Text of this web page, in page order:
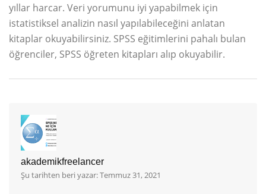
yıllar harcar. Veri yorumunu iyi yapabilmek için
istatistiksel analizin nasıl yapılabileceğini anlatan
kitaplar okuyabilirsiniz. SPSS eğitimlerini pahalı bulan
öğrenciler, SPSS öğreten kitapları alıp okuyabilir.
akademikfreelancer
Şu tarihten beri yazar: Temmuz 31, 2021